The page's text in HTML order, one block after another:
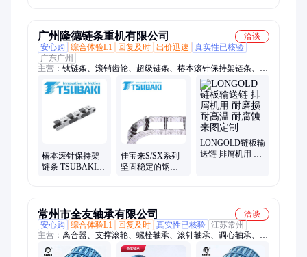
广州隆德链条重机有限公司
洽谈
安心购
综合体验L1 回复及时 出价迅速
真实性已核验
广东广州
主营： 钛链条、滚销齿轮、超级链条、椿本滚针保持架链条、滚
子链条、倍速链条、椿本链轮、尖齿链条、不锈钢链条、免加油
链条、制糖工业链条、塑料组合链条、带附件输送链、斗式提升
机链条、轴承滚子输送链
椿本滚针保持架
链条 TSUBAKI轴
佳宝来S/SX系列
坚固稳定的钢质
LONGOLD链板输
送链 排屑机用 耐
常州市全友轴承有限公司
洽谈
安心购
综合体验L1 回复及时 真实性已核验 江苏常州
主营： 离合器、支撑滚轮、螺栓轴承、滚针轴承、调心轴承、滚
子轴承、组合轴承、滚轮轴承、平面轴承、满装轴承、向心轴